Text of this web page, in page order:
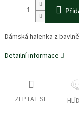
Dámská halenka z
Detailní informace
ZEPTAT SE